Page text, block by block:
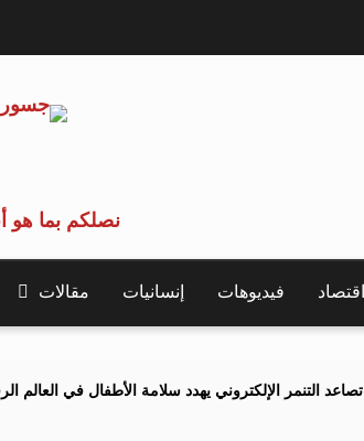
نصلكم بما هو
اقتصاد فيديوهات إنسانيات مقالات
تصاعد التنمر الإلكتروني يهدد سلامة الأطفال في العالم